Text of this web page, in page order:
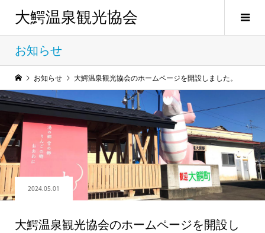
大鰐温泉観光協会
お知らせ
お知らせ 大鰐温泉観光協会のホームページを開設しました。
2024.05.01
大鰐温泉観光協会のホームページを開設し